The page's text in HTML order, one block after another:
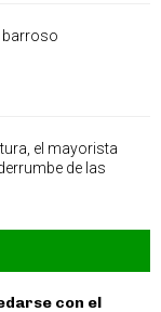
barroso
el mayorista
de las
con el